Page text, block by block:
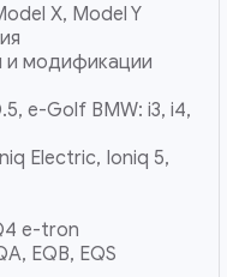
X, Model Y
и модификации
e-Golf BMW: i3, i4,
Electric, Ioniq 5,
e-tron
EQB, EQS